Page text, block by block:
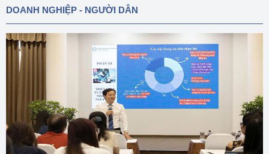
DOANH NGHIỆP - NGƯỜI DÂN